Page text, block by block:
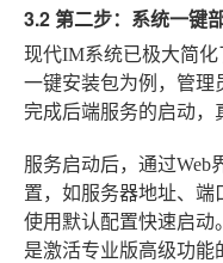
3.2 第二步：系统一键
现代IM系统已极大简化
一键安装包为例，管理
完成后端服务的启动，
服务启动后，通过Web
置，如服务器地址、端
使用默认配置快速启动
是激活专业版高级功能